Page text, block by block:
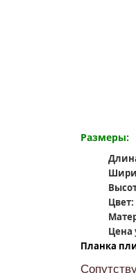
Размеры:
Цвет:
Цена
Планка